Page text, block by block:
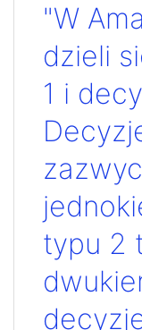
"W
dzieli
1 i
typu 2